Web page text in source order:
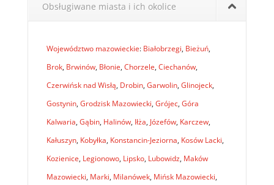
Obsługiwane miasta i ich okolice
Województwo mazowieckie: Białobrzegi, Bieżuń,
Brok, Brwinów, Błonie, Chorzele, Ciechanów,
Czerwińsk nad Wisłą, Drobin, Garwolin, Glinojeck,
Gostynin, Grodzisk Mazowiecki, Grójec, Góra
Kalwaria, Gąbin, Halinów, Iłża, Józefów, Karczew,
Kałuszyn, Kobyłka, Konstancin-Jeziorna, Kosów Lacki,
Kozienice, Legionowo, Lipsko, Lubowidz, Maków
Mazowiecki, Marki, Milanówek, Mińsk Mazowiecki,